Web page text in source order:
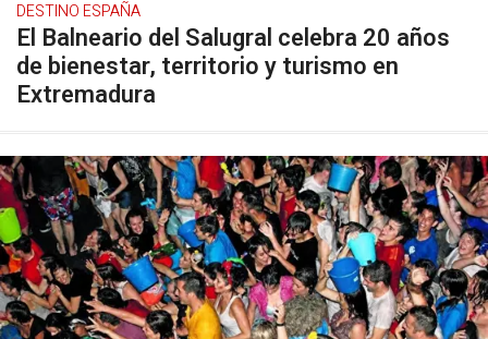
DESTINO ESPAÑA
El Balneario del Salugral celebra 20 años
de bienestar, territorio y turismo en
Extremadura